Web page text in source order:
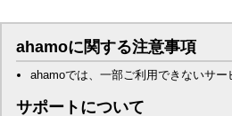
ahamoに関する注意事項
ahamoでは、一部ご利用できないサー
サポートについて